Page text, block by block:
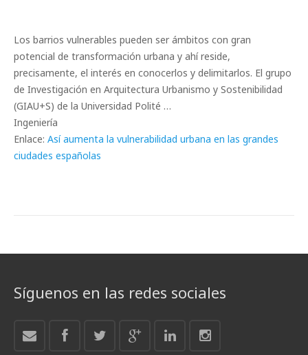
Los barrios vulnerables pueden ser ámbitos con gran
potencial de transformación urbana y ahí reside,
precisamente, el interés en conocerlos y delimitarlos. El grupo
de Investigación en Arquitectura Urbanismo y Sostenibilidad
(GIAU+S) de la Universidad Polité …
Ingeniería
Enlace: Así aumenta la vulnerabilidad urbana en las grandes
ciudades españolas
Síguenos en las redes sociales